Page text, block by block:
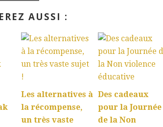
AUSSI :
Les alternatives à
la récompense,
un très vaste
Des cadeaux
pour la Journée
de la Non